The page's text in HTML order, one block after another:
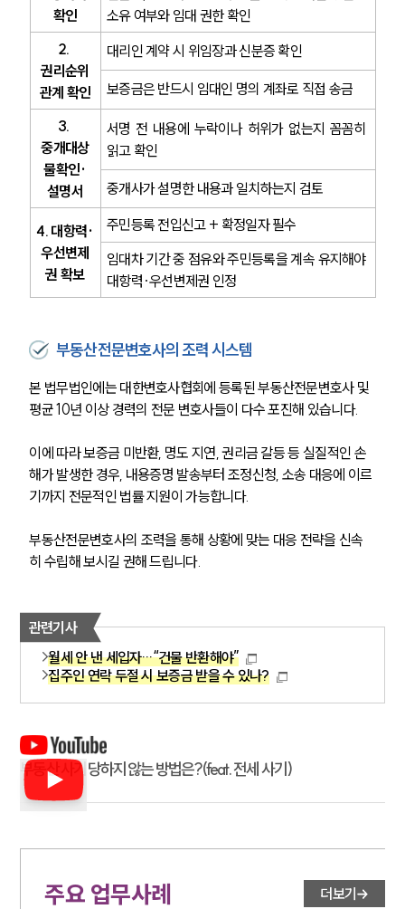
확인
소유 여부와 임대 권한 확인
2.
권리순위
관계 확인
대리인 계약 시 위임장과 신분증 확인
보증금은 반드시 임대인 명의 계좌로 직접 송금
3.
중개대상
물확인·
설명서
서명 전 내용에 누락이나 허위가 없는지 꼼꼼히
읽고 확인
중개사가 설명한 내용과 일치하는지 검토
4. 대항력·
우선변제
권 확보
주민등록 전입신고 + 확정일자 필수
임대차 기간 중 점유와 주민등록을 계속 유지해야
대항력·우선변제권 인정
부동산전문변호사의 조력 시스템
본 법무법인에는 대한변호사협회에 등록된 부동산전문변호사 및
평균 10년 이상 경력의 전문 변호사들이 다수 포진해 있습니다.
이에 따라 보증금 미반환, 명도 지연, 권리금 갈등 등 실질적인 손
해가 발생한 경우, 내용증명 발송부터 조정신청, 소송 대응에 이르
기까지 전문적인 법률 지원이 가능합니다.
부동산전문변호사의 조력을 통해 상황에 맞는 대응 전략을 신속
히 수립해 보시길 권해 드립니다.
관련기사
월세 안 낸 세입자…“건물 반환해야”
집주인 연락 두절 시 보증금 받을 수 있나?
부동산 사기 당하지 않는 방법은?(feat. 전세 사기)
주요 업무사례 더보기